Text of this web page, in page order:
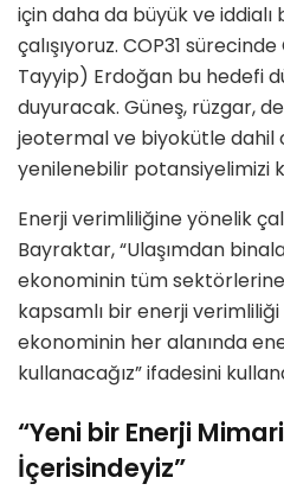
için daha da büyük ve
çalışıyoruz. COP31
Tayyip) Erdoğan bu hedefi
duyuracak. Güneş, rüzgar,
jeotermal ve biyokütle dahil
yenilenebilir potansiyelimizi
Enerji verimliliğine yönelik
Bayraktar, “Ulaşımdan
ekonominin tüm
kapsamlı bir enerji verimliliği
ekonominin her alanında
kullanacağız” ifadesini
“Yeni bir Enerji
İçerisindeyiz”